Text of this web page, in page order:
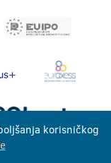
korisničkog